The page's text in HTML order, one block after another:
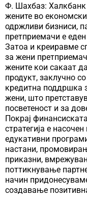
Ф. Шахбаз: Халкбанк
жените во
одржливи бизниси,
претприемачи е
Затоа и креиравме
за жени
жените кои сакаат
продукт, заклучно
кредитна поддршка
жени, што
посветеност и за
Покрај
стратегија е
едукативни
настани,
приказни,
поттикнување
начин
создавање